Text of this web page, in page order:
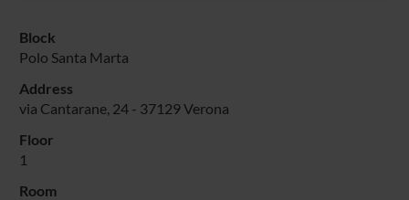
Block
Polo Santa Marta
Address
via Cantarane, 24 - 37129 Verona
Floor
1
Room